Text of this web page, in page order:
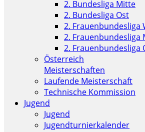
2. Bundesliga Mitte
2. Bundesliga Ost
2. Frauenbundesliga
2. Frauenbundesliga
2. Frauenbundesliga
Österreich
Meisterschaften
Laufende Meisterschaft
Technische Kommission
Jugend
Jugend
Jugendturnierkalender